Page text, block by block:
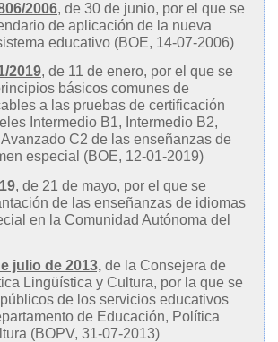
2006, de 30 de junio, por el que se
de aplicación de la nueva
educativo (BOE, 14-07-2006)
2019, de 11 de enero, por el que se
básicos comunes de
a las pruebas de certificación
Intermedio B1, Intermedio B2,
C2 de las enseñanzas de
especial (BOE, 12-01-2019)
, de 21 de mayo, por el que se
de las enseñanzas de idiomas
en la Comunidad Autónoma del
julio de 2013, de la Consejera de
Lingüística y Cultura, por la que se
de los servicios educativos
de Educación, Política
(BOPV, 31-07-2013)